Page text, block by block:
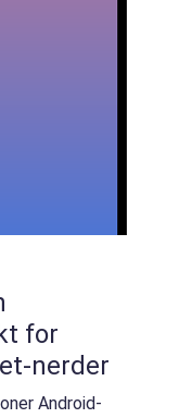
for
nerder
Android-